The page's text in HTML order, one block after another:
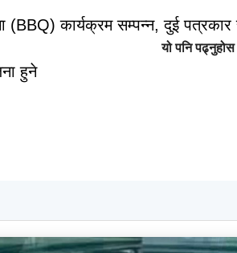
कार्यक्रम सम्पन्न, दुई पत्रकार
यो पनि पढ्नुहोस
हुने